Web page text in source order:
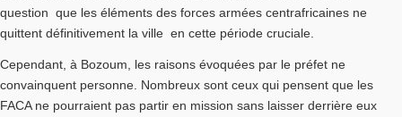
question que les éléments des forces armées centrafricaines ne
quittent définitivement la ville en cette période cruciale.
Cependant, à Bozoum, les raisons évoquées par le préfet ne
convainquent personne. Nombreux sont ceux qui pensent que les
FACA ne pourraient pas partir en mission sans laisser derrière eux